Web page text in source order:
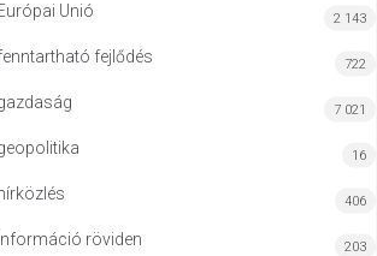
Unió 2 143
fejlődés 722
7 021
16
406
röviden 203